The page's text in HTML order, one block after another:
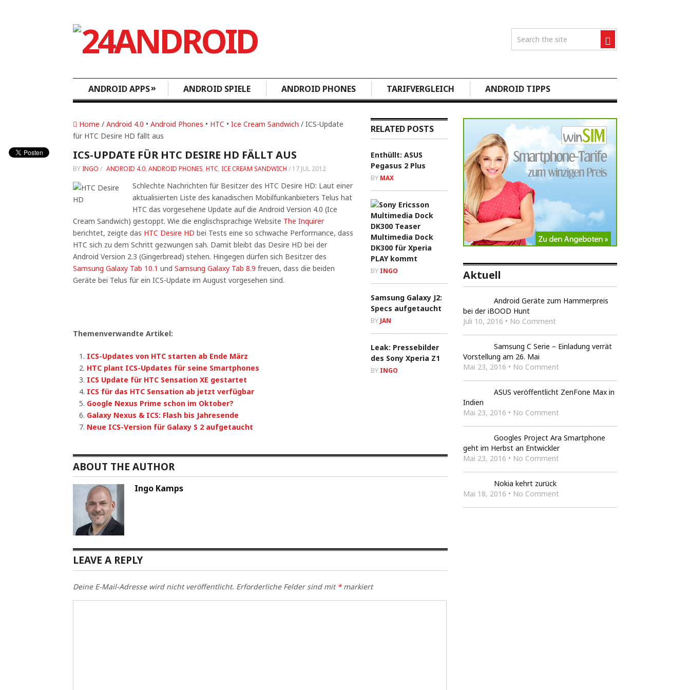
ANDROID APPS» ANDROID SPIELE ANDROID PHONES TARIFVERGLEICH ANDROID TIPPS
Home / Android 4.0 • Android Phones • HTC • Ice Cream Sandwich / ICS-Update
für HTC Desire HD fällt aus
ICS-UPDATE FÜR HTC DESIRE HD FÄLLT AUS
BY INGO / ANDROID 4.0, ANDROID PHONES, HTC, ICE CREAM SANDWICH / 17 JUL 2012
Schlechte Nachrichten für Besitzer des HTC Desire HD: Laut einer
aktualisierten Liste des kanadischen Mobilfunkanbieters Telus hat
HTC das vorgesehene Update auf die Android Version 4.0 (Ice
Cream Sandwich) gestoppt. Wie die englischsprachige Website The Inquirer
berichtet, zeigte das HTC Desire HD bei Tests eine so schwache Performance, dass
HTC sich zu dem Schritt gezwungen sah. Damit bleibt das Desire HD bei der
Android Version 2.3 (Gingerbread) stehen. Hingegen dürfen sich Besitzer des
Samsung Galaxy Tab 10.1 und Samsung Galaxy Tab 8.9 freuen, dass die beiden
Geräte bei Telus für ein ICS-Update im August vorgesehen sind.
Themenverwandte Artikel:
ICS-Updates von HTC starten ab Ende März
HTC plant ICS-Updates für seine Smartphones
ICS Update für HTC Sensation XE gestartet
ICS für das HTC Sensation ab jetzt verfügbar
Google Nexus Prime schon im Oktober?
Galaxy Nexus & ICS: Flash bis Jahresende
Neue ICS-Version für Galaxy S 2 aufgetaucht
RELATED POSTS
Enthüllt: ASUS
Pegasus 2 Plus
BY MAX
Multimedia Dock
DK300 für Xperia
PLAY kommt
BY INGO
Samsung Galaxy J2:
Specs aufgetaucht
BY JAN
Leak: Pressebilder
des Sony Xperia Z1
BY INGO
ABOUT THE AUTHOR
Ingo Kamps
LEAVE A REPLY
Deine E-Mail-Adresse wird nicht veröffentlicht. Erforderliche Felder sind mit *markiert
Aktuell
Android Geräte zum Hammerpreis
bei der iBOOD Hunt
Juli 10, 2016 • No Comment
Samsung C Serie – Einladung verrät
Vorstellung am 26. Mai
Mai 23, 2016 • No Comment
ASUS veröffentlicht ZenFone Max in
Indien
Mai 23, 2016 • No Comment
Googles Project Ara Smartphone
geht im Herbst an Entwickler
Mai 23, 2016 • No Comment
Nokia kehrt zurück
Mai 18, 2016 • No Comment